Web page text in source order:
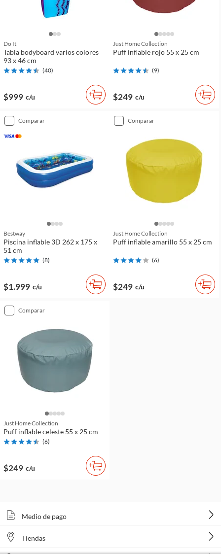
Do It
Tabla bodyboard varios colores
93 x 46 cm
(40)
$999 c/u
Just Home Collection
Puff inflable rojo 55 x 25 cm
(9)
$249 c/u
comparar
Bestway
Piscina inflable 3D 262 x 175 x
51 cm
(8)
$1.999 c/u
comparar
Just Home Collection
Puff inflable amarillo 55 x 25 cm
(6)
$249 c/u
comparar
Just Home Collection
Puff inflable celeste 55 x 25 cm
(6)
$249 c/u
Medio de pago
Tiendas